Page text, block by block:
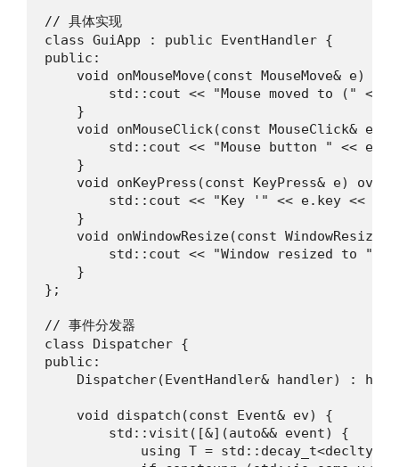
// 具体实现
class GuiApp : public EventHandler {
public:
void onMouseMove(const MouseMove& e)
std::cout << "Mouse moved to (" <<
    }
void onMouseClick(const MouseClick& e)
std::cout << "Mouse button " <<
    }
void onKeyPress(const KeyPress& e)
std::cout << "Key '" << e.key << "'
    }
void onWindowResize(const WindowResize&
std::cout << "Window resized to "
    }
};
// 事件分发器
class Dispatcher {
public:
Dispatcher(EventHandler& handler) :
    void dispatch(const Event& ev) {
        std::visit([&](auto&& event) {
using T =